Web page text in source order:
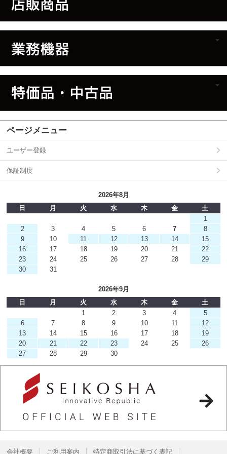
ページメニュー
ユーザー登録
保証制度
2026年8月
日
月 火 水 木 金
土
1
2
3 4 5 6 7
8
9
10 11 12 13 14
15
16
17 18 19 20 21
22
23
24 25 26 27 28
29
30
31
2026年9月
日
月 火 水 木 金
土
1
2 3 4
5
6
7 8 9 10 11
12
13
14 15 16 17 18
19
20
21 22 23 24 25
26
27
28 29 30
会社概要 ご利用案内 特定商取引法に基づく表記